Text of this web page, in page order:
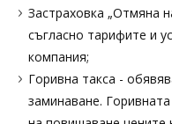
Застраховка „Отмяна
съгласно тарифите и
компания;
Горивна такса -
заминаване.